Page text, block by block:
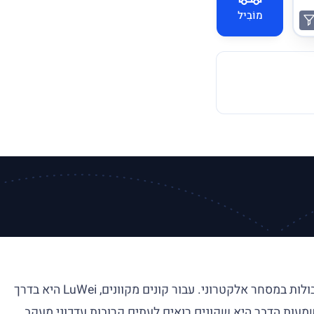
מוֹבִיל
LuWei היא חברת לוגיסטיקה שבסיסה בסין, אשר ככל הנראה מתמקדת במשלוח חבילות ומשלוחים חוצי גבולות במסחר אלקטרוני. עבור קונים מקוונים, LuWei היא בדרך